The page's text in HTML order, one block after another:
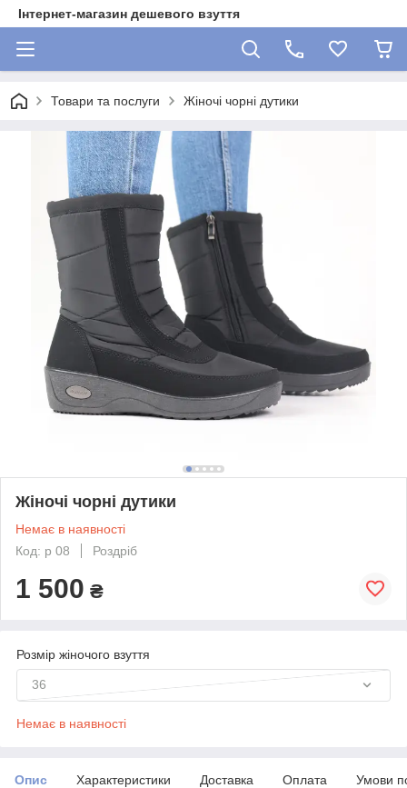
Інтернет-магазин дешевого взуття
Товари та послуги Жіночі чорні дутики
Жіночі чорні дутики
Немає в наявності
Код: р 08
Роздріб
1 500 ₴
Розмір жіночого взуття
36
Немає в наявності
Опис Характеристики Доставка Оплата Умови